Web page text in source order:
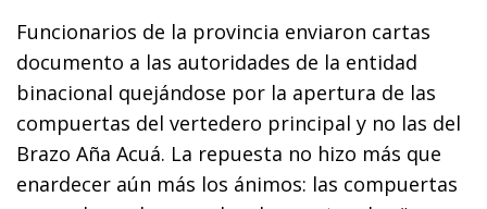
Funcionarios de la provincia enviaron cartas
documento a las autoridades de la entidad
binacional quejándose por la apertura de las
compuertas del vertedero principal y no las del
Brazo Aña Acuá. La repuesta no hizo más que
enardecer aún más los ánimos: las compuertas